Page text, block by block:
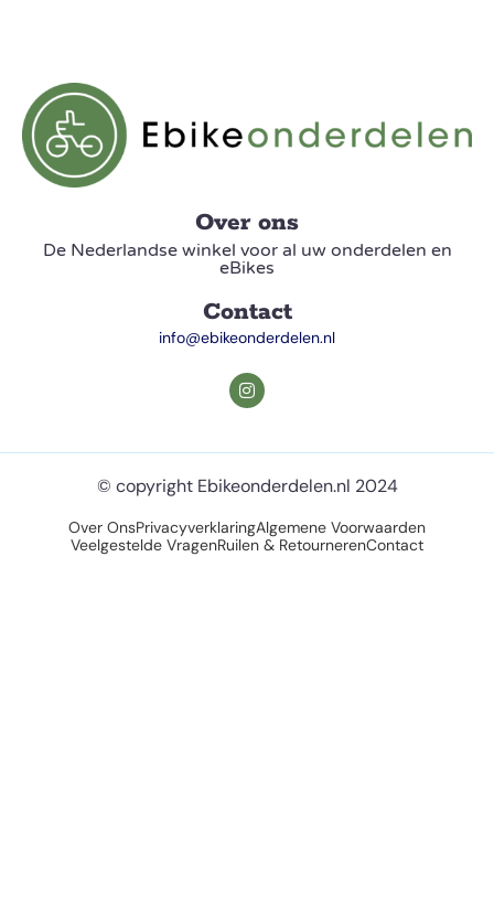
Over ons
De Nederlandse winkel voor al uw onderdelen en
eBikes
Contact
info@ebikeonderdelen.nl
© copyright Ebikeonderdelen.nl 2024
Over OnsPrivacyverklaringAlgemene Voorwaarden
Veelgestelde VragenRuilen & RetournerenContact